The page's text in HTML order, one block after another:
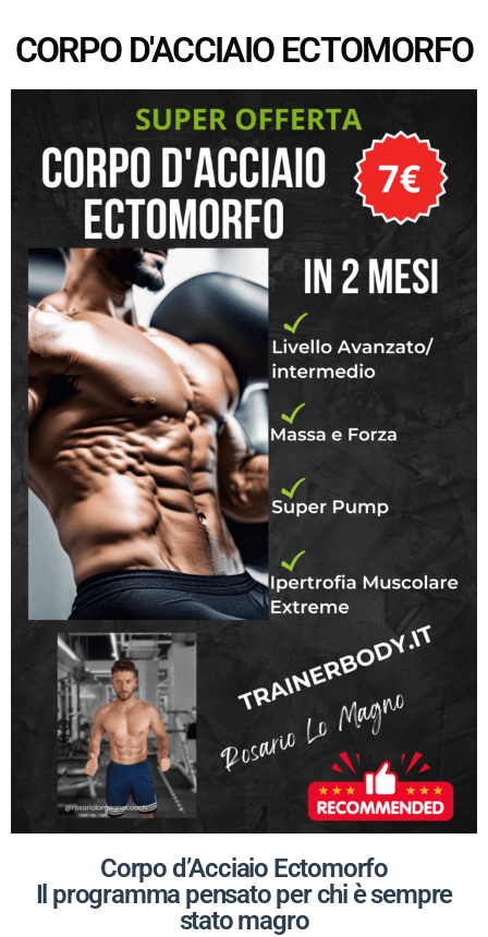
CORPO D'ACCIAIO ECTOMORFO
Corpo d’Acciaio Ectomorfo
Il programma pensato per chi è sempre
stato magro